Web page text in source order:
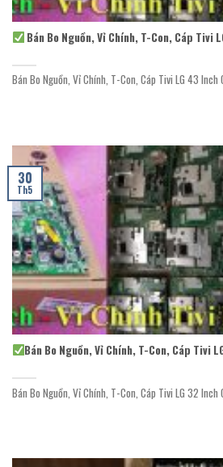
Bán Bo Nguồn, Vỉ Chính, T-Con, Cáp Tivi
Bán Bo Nguồn, Vỉ Chính, T-Con, Cáp Tivi LG 43
Bán Bo Nguồn, Vỉ Chính, T-Con, Cáp Tivi
Bán Bo Nguồn, Vỉ Chính, T-Con, Cáp Tivi LG 32 Inch
30
Th5